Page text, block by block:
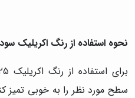
نحوه استفاده از رنگ اکریلیک
سطح مورد نظر را به خوبی تمیز